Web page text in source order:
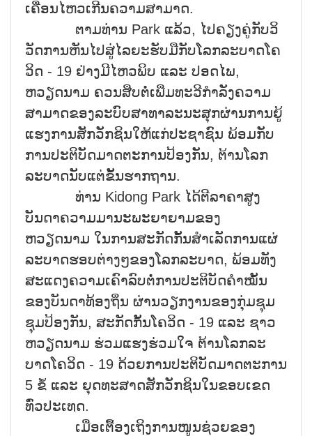
ເຄື່ອນໄຫວເກີນຄວາມສາມາດ.
ຕາມທ່ານ Park ແລ້ວ, ໄປຄຽງຄູ່ກັບວິ
ວັດການຫັນໄປສູ່ໄລຍະຮັບມືກັບໂລກລະບາດໂຄ
ວິດ - 19 ຢ່າງມີໄຫວພິບ ແລະ ປອດໄພ,
ຫວຽດນາມ ຄວນສືບຕໍ່ເພີ່ມທະວີກຳລັງຄວາມ
ສາມາດຂອງລະບົບສາທາລະນະສຸກຜ່ານການຍູ້
ແຮງການສັກວັກຊິນໃຫ້ແກ່ປະຊາຊົນ ພ້ອມກັບ
ການປະຕິບັດມາດຕະການປ້ອງກັນ, ຕ້ານໂລກ
ລະບາດນັບແຕ່ຂັ້ນຮາກຖານ.
ທ່ານ Kidong Park ໄດ້ຕີລາຄາສູງ
ບັນດາຄວາມມານະພະຍາຍາມຂອງ
ຫວຽດນາມ ໃນການສະກັດກັ້ນສຳເລັດການແຜ່
ລະບາດຮອບຕ່າງໆຂອງໂລກລະບາດ, ພ້ອມທັງ
ສະແດງຄວາມເຄົາລົບຕໍ່ການປະຕິບັດຄຳໝັ້ນ
ຂອງບັນດາທ້ອງຖິ່ນ ຜ່ານວຽກງານຂອງກຸ່ມຊຸມ
ຊຸມປ້ອງກັນ, ສະກັດກັ້ນໂຄວິດ - 19 ແລະ ຊາວ
ຫວຽດນາມ ຮ່ວມແຮງຮ່ວມໃຈ ຕ້ານໂລກລະ
ບາດໂຄວິດ - 19 ດ້ວຍການປະຕິບັດມາດຕະການ
5 ຂໍ້ ແລະ ຍຸດທະສາດສັກວັກຊິນໃນຂອບເຂດ
ທົ່ວປະເທດ.
ເມື່ອເຕື້ອງເຖິງການໜູນຊ່ວຍຂອງ